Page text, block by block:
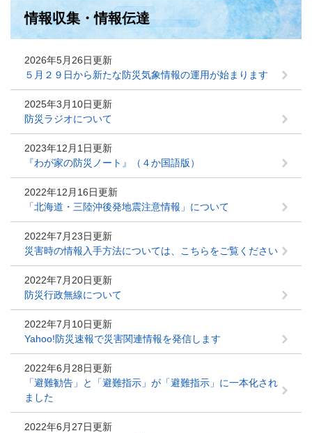
情報収集・情報伝達
2026年5月26日更新
５月２９日から新たな防災気象情報の運用が始まります
2025年3月10日更新
防災ラジオについて
2023年12月1日更新
『わが家の防災ノート』（４か国語版）
2022年12月16日更新
「北海道・三陸沖後発地震注意情報」について
2022年7月23日更新
災害時の情報入手方法については、こちらをご覧ください
2022年7月20日更新
防災行政無線について
2022年7月10日更新
Yahoo!防災速報で災害関連情報を発信します
2022年6月28日更新
「避難勧告」と「避難指示」が「避難指示」に一本化され
ました
2022年6月27日更新